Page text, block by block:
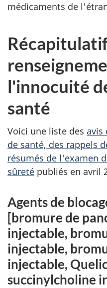
médicaments de
l'innocuité
santé
Voici une liste des avis
de santé, des rappels
résumés de l'examen
sûreté publiés en avril
Agents de
[bromure de
injectable,
injectable,
injectable,
succinylcholine